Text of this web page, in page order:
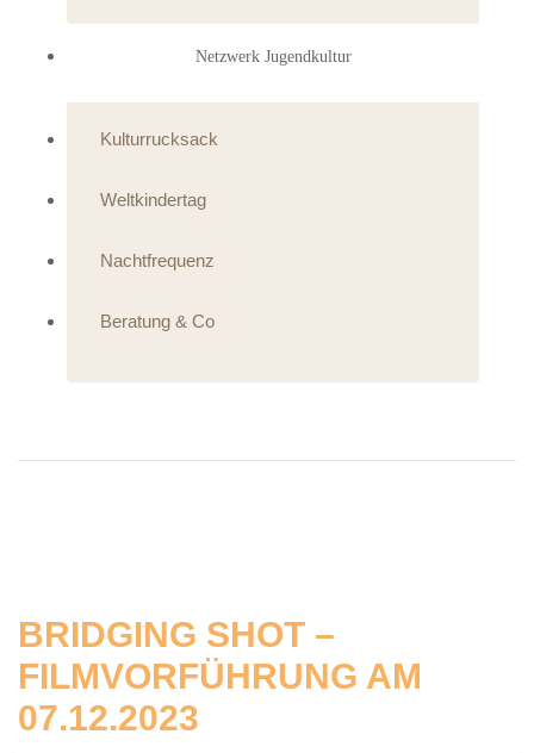
Netzwerk Jugendkultur
Kulturrucksack
Weltkindertag
Nachtfrequenz
Beratung & Co
BRIDGING SHOT –
FILMVORFÜHRUNG AM
07.12.2023